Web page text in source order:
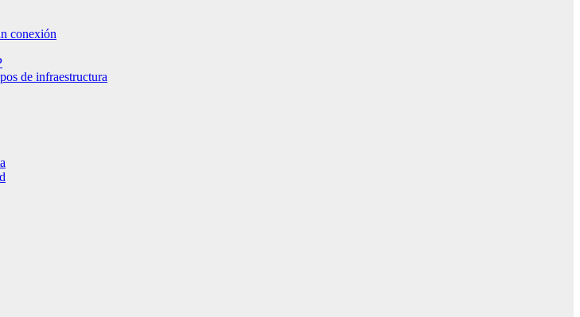
conexión
de infraestructura